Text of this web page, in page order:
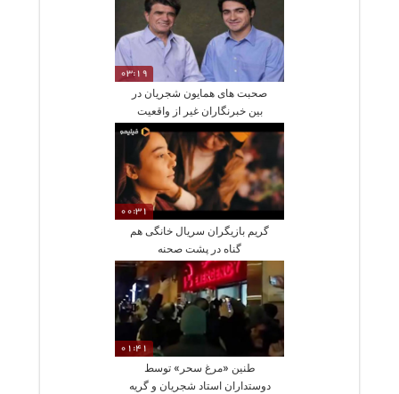
03:19
صحبت های همایون شجریان در
بین خبرنگاران غیر از واقعیت
چیزی نمی‌گویم
00:31
گریم بازیگران سریال خانگی هم‌
گناه در پشت صحنه
01:41
طنین «مرغ سحر» توسط
دوستداران استاد شجریان و گریه